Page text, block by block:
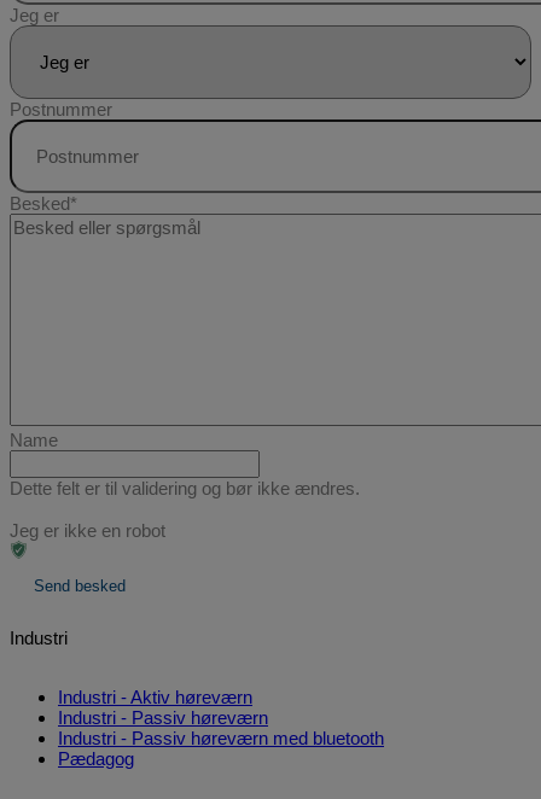
Jeg er
Postnummer
Besked*
Name
Dette felt er til validering og bør ikke ændres.
Jeg er ikke en robot
Send besked
Industri
Industri - Aktiv høreværn
Industri - Passiv høreværn
Industri - Passiv høreværn med bluetooth
Pædagog